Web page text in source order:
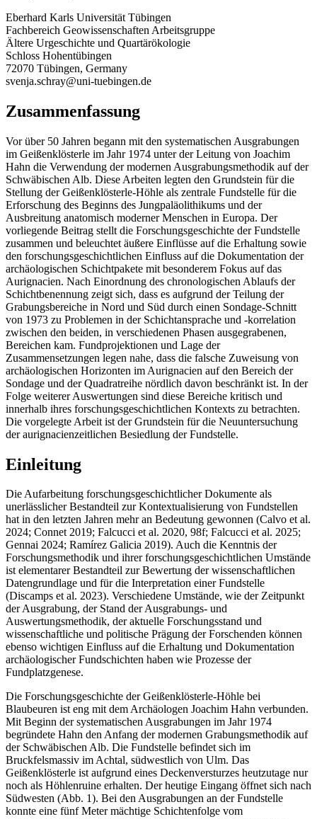
Eberhard Karls Universität Tübingen
Fachbereich Geowissenschaften Arbeitsgruppe
Ältere Urgeschichte und Quartärökologie
Schloss Hohentübingen
72070 Tübingen, Germany
svenja.schray@uni-tuebingen.de
Zusammenfassung
Vor über 50 Jahren begann mit den systematischen Ausgrabungen
im Geißenklösterle im Jahr 1974 unter der Leitung von Joachim
Hahn die Verwendung der modernen Ausgrabungsmethodik auf der
Schwäbischen Alb. Diese Arbeiten legten den Grundstein für die
Stellung der Geißenklösterle-Höhle als zentrale Fundstelle für die
Erforschung des Beginns des Jungpaläolithikums und der
Ausbreitung anatomisch moderner Menschen in Europa. Der
vorliegende Beitrag stellt die Forschungsgeschichte der Fundstelle
zusammen und beleuchtet äußere Einflüsse auf die Erhaltung sowie
den forschungsgeschichtlichen Einfluss auf die Dokumentation der
archäologischen Schichtpakete mit besonderem Fokus auf das
Aurignacien. Nach Einordnung des chronologischen Ablaufs der
Schichtbenennung zeigt sich, dass es aufgrund der Teilung der
Grabungsbereiche in Nord und Süd durch einen Sondage-Schnitt
von 1973 zu Problemen in der Schichtansprache und -korrelation
zwischen den beiden, in verschiedenen Phasen ausgegrabenen,
Bereichen kam. Fundprojektionen und Lage der
Zusammensetzungen legen nahe, dass die falsche Zuweisung von
archäologischen Horizonten im Aurignacien auf den Bereich der
Sondage und der Quadratreihe nördlich davon beschränkt ist. In der
Folge weiterer Auswertungen sind diese Bereiche kritisch und
innerhalb ihres forschungsgeschichtlichen Kontexts zu betrachten.
Die vorgelegte Arbeit ist der Grundstein für die Neuuntersuchung
der aurignacienzeitlichen Besiedlung der Fundstelle.
Einleitung
Die Aufarbeitung forschungsgeschichtlicher Dokumente als
unerlässlicher Bestandteil zur Kontextualisierung von Fundstellen
hat in den letzten Jahren mehr an Bedeutung gewonnen (Calvo et al.
2024; Connet 2019; Falcucci et al. 2020, 98f; Falcucci et al. 2025;
Gennai 2024; Ramírez Galicia 2019). Auch die Kenntnis der
Forschungsmethodik und ihrer forschungsgeschichtlichen Umstände
ist elementarer Bestandteil zur Bewertung der wissenschaftlichen
Datengrundlage und für die Interpretation einer Fundstelle
(Discamps et al. 2023). Verschiedene Umstände, wie der Zeitpunkt
der Ausgrabung, der Stand der Ausgrabungs- und
Auswertungsmethodik, der aktuelle Forschungsstand und
wissenschaftliche und politische Prägung der Forschenden können
ebenso wichtigen Einfluss auf die Erhaltung und Dokumentation
archäologischer Fundschichten haben wie Prozesse der
Fundplatzgenese.
Die Forschungsgeschichte der Geißenklösterle-Höhle bei
Blaubeuren ist eng mit dem Archäologen Joachim Hahn verbunden.
Mit Beginn der systematischen Ausgrabungen im Jahr 1974
begründete Hahn den Anfang der modernen Grabungsmethodik auf
der Schwäbischen Alb. Die Fundstelle befindet sich im
Bruckfelsmassiv im Achtal, südwestlich von Ulm. Das
Geißenklösterle ist aufgrund eines Deckenversturzes heutzutage nur
noch als Höhlenruine erhalten. Der heutige Eingang öffnet sich nach
Südwesten (Abb. 1). Bei den Ausgrabungen an der Fundstelle
konnte eine fünf Meter mächtige Schichtenfolge vom